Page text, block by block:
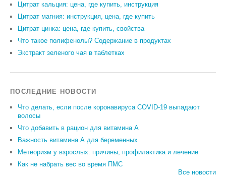
Цитрат кальция: цена, где купить, инструкция
Цитрат магния: инструкция, цена, где купить
Цитрат цинка: цена, где купить, свойства
Что такое полифенолы? Содержание в продуктах
Экстракт зеленого чая в таблетках
ПОСЛЕДНИЕ НОВОСТИ
Что делать, если после коронавируса COVID-19 выпадают
волосы
Что добавить в рацион для витамина А
Важность витамина А для беременных
Метеоризм у взрослых: причины, профилактика и лечение
Как не набрать вес во время ПМС
Все новости